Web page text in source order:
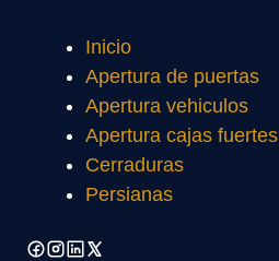
Inicio
Apertura de puertas
Apertura vehiculos
Apertura cajas fuertes
Cerraduras
Persianas